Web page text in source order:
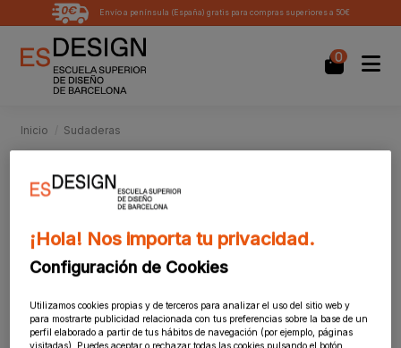
Envío a península (España) gratis para compras superiores a 50€
0
Inicio Sudaderas
Sudaderas
¡Hola! Nos importa tu privacidad.
Configuración de Cookies
Utilizamos cookies propias y de terceros para analizar el uso del sitio web y
para mostrarte publicidad relacionada con tus preferencias sobre la base de un
perfil elaborado a partir de tus hábitos de navegación (por ejemplo, páginas
visitadas). Puedes aceptar o rechazar todas las cookies pulsando el botón